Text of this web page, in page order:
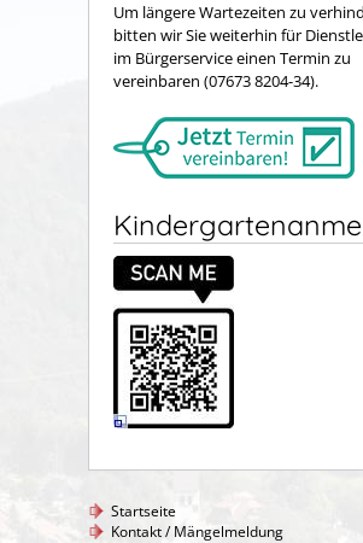
Um längere Wartezeiten zu
bitten wir Sie weiterhin für
im Bürgerservice einen Termin zu
vereinbaren (07673 8204-34).
Startseite
Kontakt / Mängelmeldung